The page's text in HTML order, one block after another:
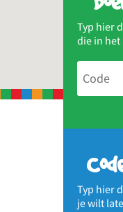
Typ hier
die in het
Typ hier
je wilt